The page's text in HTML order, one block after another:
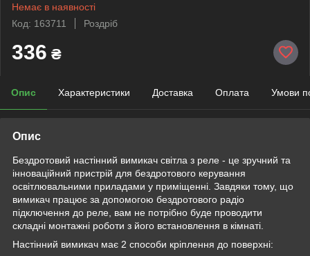
Немає в наявності
Код: 163711
Роздріб
336 ₴
Опис Характеристики Доставка Оплата Умови
Опис
Бездротовий настінний вимикач світла з реле - це зручний та
інноваційний пристрій для бездротового керування
освітлювальними приладами у приміщенні. Завдяки тому, що
вимикач працює за допомогою бездротового радіо
підключення до реле, вам не потрібно буде проводити
складні монтажні роботи з його встановлення в кімнаті.
Настінний вимикач має 2 способи кріплення до поверхні: